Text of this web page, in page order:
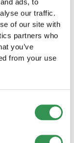
ads, to
our traffic.
of our site with
partners who
you’ve
from your use
mit
Sie,